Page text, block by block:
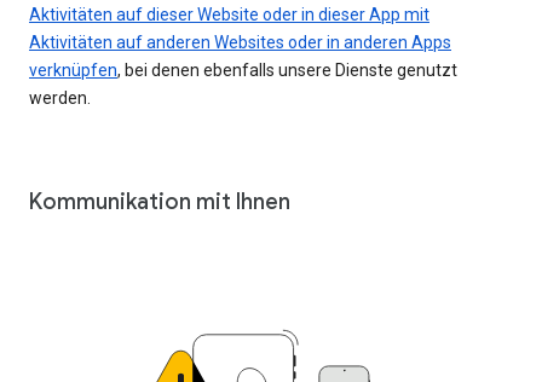
Aktivitäten auf dieser Website oder in dieser App mit
Aktivitäten auf anderen Websites oder in anderen Apps
verknüpfen, bei denen ebenfalls unsere Dienste genutzt
werden.
Kommunikation mit Ihnen